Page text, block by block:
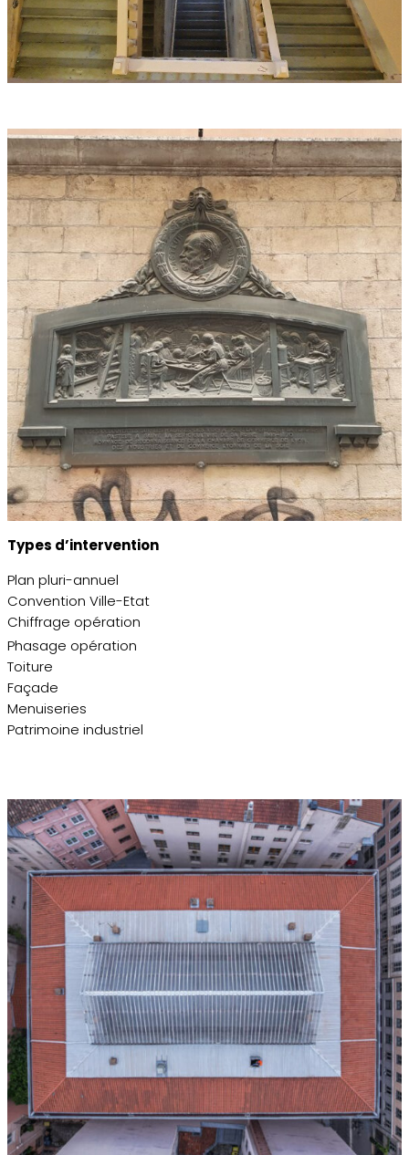
Types d’intervention
Plan pluri-annuel
Convention Ville-Etat
Chiffrage opération
Phasage opération
Toiture
Façade
Menuiseries
Patrimoine industriel